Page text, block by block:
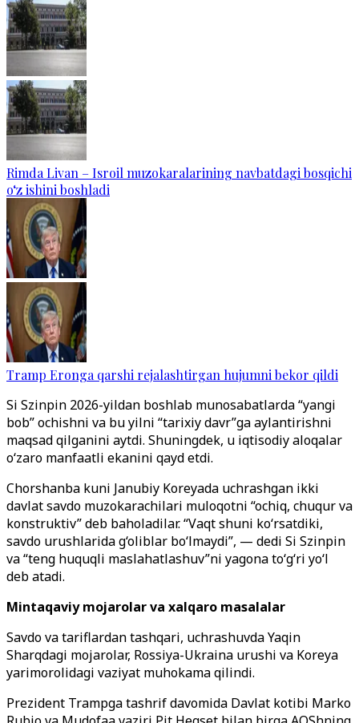
Rimda Livan – Isroil muzokaralarining navbatdagi bosqichi
o‘z ishini boshladi
Tramp Eronga qarshi rejalashtirgan hujumni bekor qildi
Si Szinpin 2026-yildan boshlab munosabatlarda “yangi
bob” ochishni va bu yilni “tarixiy davr”ga aylantirishni
maqsad qilganini aytdi. Shuningdek, u iqtisodiy aloqalar
o‘zaro manfaatli ekanini qayd etdi.
Chorshanba kuni Janubiy Koreyada uchrashgan ikki
davlat savdo muzokarachilari muloqotni “ochiq, chuqur va
konstruktiv” deb baholadilar. “Vaqt shuni ko‘rsatdiki,
savdo urushlarida g‘oliblar bo‘lmaydi”, — dedi Si Szinpin
va “teng huquqli maslahatlashuv”ni yagona to‘g‘ri yo‘l
deb atadi.
Mintaqaviy mojarolar va xalqaro masalalar
Savdo va tariflardan tashqari, uchrashuvda Yaqin
Sharqdagi mojarolar, Rossiya-Ukraina urushi va Koreya
yarimorolidagi vaziyat muhokama qilindi.
Prezident Trampga tashrif davomida Davlat kotibi Marko